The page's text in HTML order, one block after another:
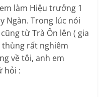
làm Hiệu trưởng 1
Ngàn. Trong lúc nói
từ Trà Ôn lên ( gia
thùng rất nghiêm
về tôi, anh em
hỏi :